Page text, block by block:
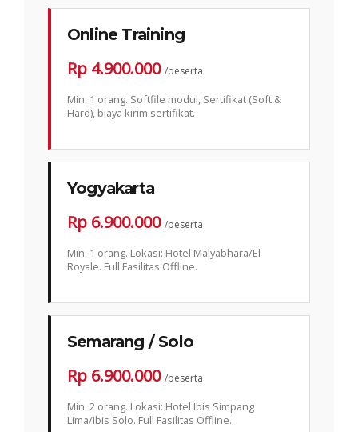
Online Training
Rp 4.900.000 /peserta
Min. 1 orang. Softfile modul, Sertifikat (Soft &
Hard), biaya kirim sertifikat.
Yogyakarta
Rp 6.900.000 /peserta
Min. 1 orang. Lokasi: Hotel Malyabhara/El
Royale. Full Fasilitas Offline.
Semarang / Solo
Rp 6.900.000 /peserta
Min. 2 orang. Lokasi: Hotel Ibis Simpang
Lima/Ibis Solo. Full Fasilitas Offline.